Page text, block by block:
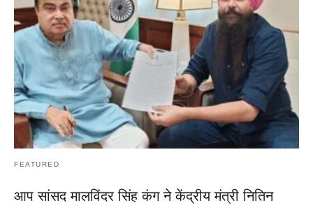
FEATURED
आप सांसद मालविंदर सिंह कंग ने केंद्रीय मंत्री नितिन